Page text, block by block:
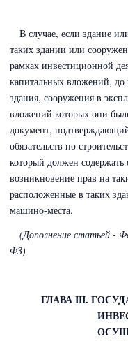
В случае, если здание
таких здании или
рамках инвестиционной
капитальных вложений, до
здания, сооружения в
вложений которых они
документ,
обязательств по
который должен
возникновение прав на
расположенные в таких
машино-места.
(Дополнение статьей -
ФЗ)
ГЛАВА III.